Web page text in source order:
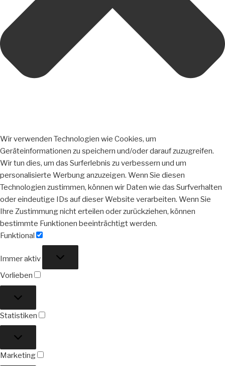
Wir verwenden Technologien wie Cookies, um
Geräteinformationen zu speichern und/oder darauf zuzugreifen.
Wir tun dies, um das Surferlebnis zu verbessern und um
personalisierte Werbung anzuzeigen. Wenn Sie diesen
Technologien zustimmen, können wir Daten wie das Surfverhalten
oder eindeutige IDs auf dieser Website verarbeiten. Wenn Sie
Ihre Zustimmung nicht erteilen oder zurückziehen, können
bestimmte Funktionen beeinträchtigt werden.
Funktional
Immer aktiv
Vorlieben
Statistiken
Marketing